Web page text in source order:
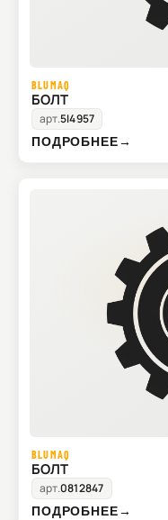
BLUMAQ
БОЛТ
арт.5I4957
ПОДРОБНЕЕ→
BLUMAQ
БОЛТ
арт.0812847
ПОДРОБНЕЕ→